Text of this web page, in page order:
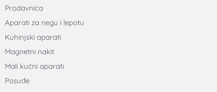
Prodavnica
Aparati za negu i lepotu
Kuhinjski aparati
Magnetni nakit
Mali kućni aparati
Posuđe